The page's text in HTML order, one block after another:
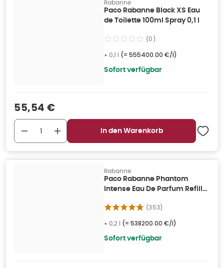
Rabanne
Paco Rabanne Black XS Eau
de Toilette 100ml Spray 0,1 l
(0)
• 0,1 l (= 555400.00 €/l)
Sofort verfügbar
Verkaufspreis
55,54 €
In den Warenkorb
Rabanne
Paco Rabanne Phantom
Intense Eau De Parfum Refill
(353)
• 0,2 l (= 538200.00 €/l)
Sofort verfügbar